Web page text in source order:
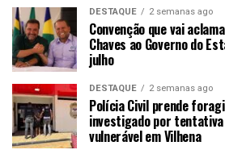
DESTAQUE 2 semanas ago
Convenção que vai
Chaves ao Governo do
julho
DESTAQUE 2 semanas ago
Polícia Civil prende
investigado por
vulnerável em Vilhena